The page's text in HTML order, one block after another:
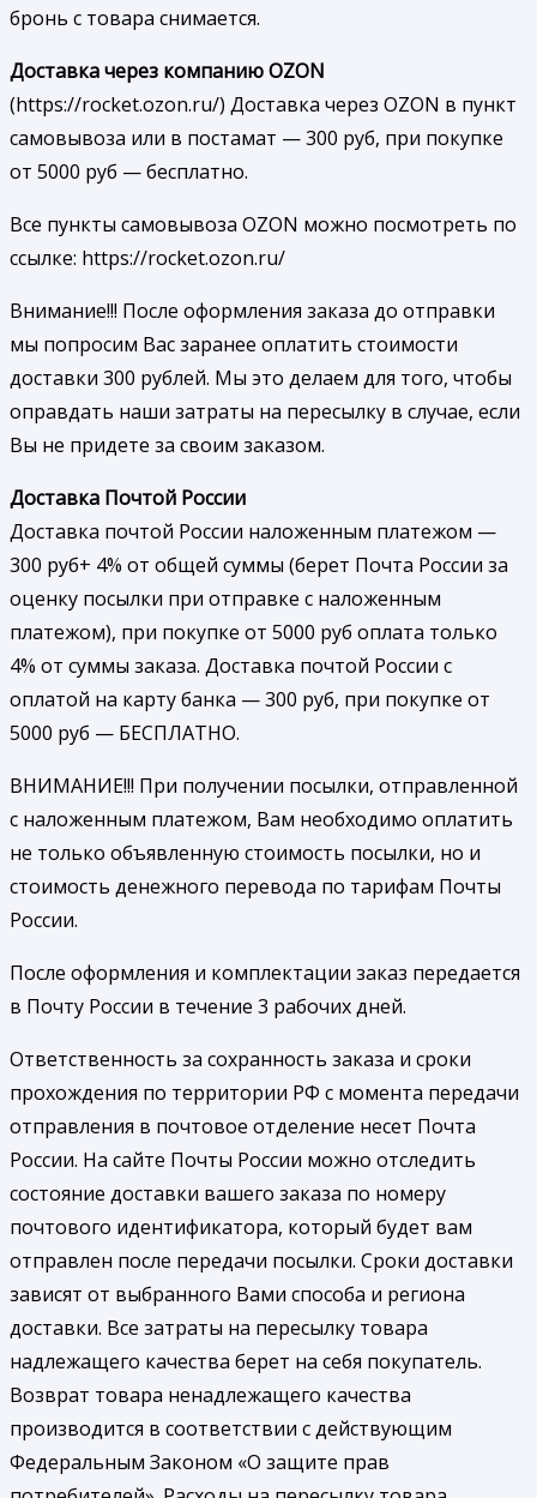
бронь с товара снимается.
Доставка через компанию OZON
(https://rocket.ozon.ru/) Доставка через OZON в пункт
самовывоза или в постамат — 300 руб, при покупке
от 5000 руб — бесплатно.
Все пункты самовывоза OZON можно посмотреть по
ссылке: https://rocket.ozon.ru/
Внимание!!! После оформления заказа до отправки
мы попросим Вас заранее оплатить стоимости
доставки 300 рублей. Мы это делаем для того, чтобы
оправдать наши затраты на пересылку в случае, если
Вы не придете за своим заказом.
Доставка Почтой России
Доставка почтой России наложенным платежом —
300 руб+ 4% от общей суммы (берет Почта России за
оценку посылки при отправке с наложенным
платежом), при покупке от 5000 руб оплата только
4% от суммы заказа. Доставка почтой России с
оплатой на карту банка — 300 руб, при покупке от
5000 руб — БЕСПЛАТНО.
ВНИМАНИЕ!!! При получении посылки, отправленной
с наложенным платежом, Вам необходимо оплатить
не только объявленную стоимость посылки, но и
стоимость денежного перевода по тарифам Почты
России.
После оформления и комплектации заказ передается
в Почту России в течение 3 рабочих дней.
Ответственность за сохранность заказа и сроки
прохождения по территории РФ с момента передачи
отправления в почтовое отделение несет Почта
России. На сайте Почты России можно отследить
состояние доставки вашего заказа по номеру
почтового идентификатора, который будет вам
отправлен после передачи посылки. Сроки доставки
зависят от выбранного Вами способа и региона
доставки. Все затраты на пересылку товара
надлежащего качества берет на себя покупатель.
Возврат товара ненадлежащего качества
производится в соответствии с действующим
Федеральным Законом «О защите прав